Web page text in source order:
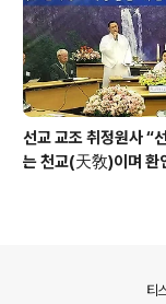
선교 교조 취정원사 “
는 천교(天敎)이며 환
티